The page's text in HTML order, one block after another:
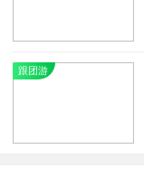
跟团游